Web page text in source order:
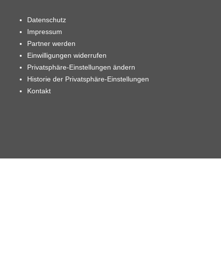
Datenschutz
Impressum
Partner werden
Einwilligungen widerrufen
Privatsphäre-Einstellungen ändern
Historie der Privatsphäre-Einstellungen
Kontakt